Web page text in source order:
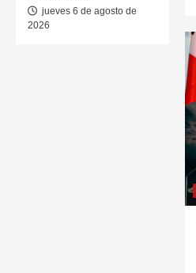
jueves 6 de agosto de
2026